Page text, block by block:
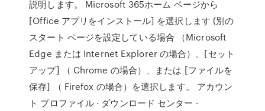
説明します。 Microsoft 365ホーム ページから
[Office アプリをインストール] を選択します (別の
スタート ページを設定している場合 （Microsoft
Edge または Internet Explorer の場合）、[セット
アップ] （ Chrome の場合）、または [ファイルを
保存] （ Firefox の場合）を選択します。 アカウン
ト プロファイル · ダウンロード センター ·